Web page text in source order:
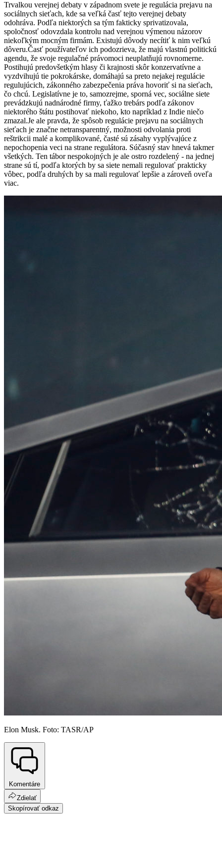
Trvalkou verejnej debaty v západnom svete je regulácia prejavu na
sociálnych sieťach, kde sa veľká časť tejto verejnej debaty
odohráva. Podľa niektorých sa tým fakticky sprivatizovala,
spoločnosť odovzdala kontrolu nad verejnou výmenou názorov
niekoľkým mocným firmám. Existujú dôvody necítiť k nim veľkú
dôveru.Časť používateľov ich podozrieva, že majú vlastnú politickú
agendu, že svoje regulačné právomoci neuplatňujú rovnomerne.
Postihujú predovšetkým hlasy či krajnosti skôr konzervatívne a
vyzdvihujú tie pokrokárske, domáhajú sa preto nejakej regulácie
regulujúcich, zákonného zabezpečenia práva hovoriť si na sieťach,
čo chcú. Legislatívne je to, samozrejme, sporná vec, sociálne siete
prevádzkujú nadnárodné firmy, ťažko trebárs podľa zákonov
niektorého štátu postihovať niekoho, kto napríklad z Indie niečo
zmazal.Je ale pravda, že spôsob regulácie prejavu na sociálnych
sieťach je značne netransparentný, možnosti odvolania proti
reštrikcii malé a komplikované, časté sú zásahy vyplývajúce z
nepochopenia veci na strane regulátora. Súčasný stav hnevá takmer
všetkých. Ten tábor nespokojných je ale ostro rozdelený - na jednej
strane sú tí, podľa ktorých by sa siete nemali regulovať prakticky
vôbec, podľa druhých by sa mali regulovať lepšie a zároveň oveľa
viac.
Elon Musk. Foto: TASR/AP
Komentáre
Zdielať
Skopírovať odkaz